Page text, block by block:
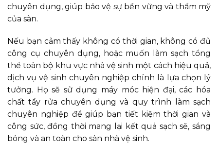
chuyên dụng, giúp bảo vệ sự bền vững và thẩm mỹ
của sàn.
Nếu bạn cảm thấy không có thời gian, không có đủ
công cụ chuyên dụng, hoặc muốn làm sạch tổng
thể toàn bộ khu vực nhà vệ sinh một cách hiệu quả,
dịch vụ vệ sinh chuyên nghiệp chính là lựa chọn lý
tưởng. Họ sẽ sử dụng máy móc hiện đại, các hóa
chất tẩy rửa chuyên dụng và quy trình làm sạch
chuyên nghiệp để giúp bạn tiết kiệm thời gian và
công sức, đồng thời mang lại kết quả sạch sẽ, sáng
bóng và an toàn cho sàn nhà vệ sinh.